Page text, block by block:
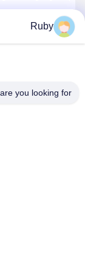
پمپ سر توزیع
دایره ای
بهترین قیمت رو
Ruby
you looking for?